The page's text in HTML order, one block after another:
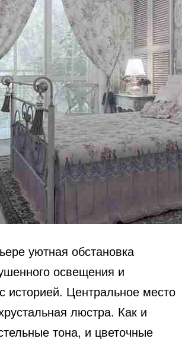
уютная обстановка
освещения и
историей. Центральное место
люстра. Как и
тона, и цветочные